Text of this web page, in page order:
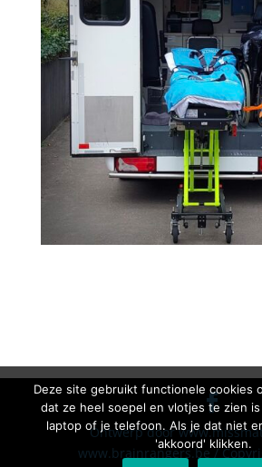
Ontwerp door
www.brainrangers.be /
Deze site gebruikt functionele cookies
dat ze heel soepel en vlotjes te zien
laptop of je telefoon. Als je dat niet
'akkoord' klikken.